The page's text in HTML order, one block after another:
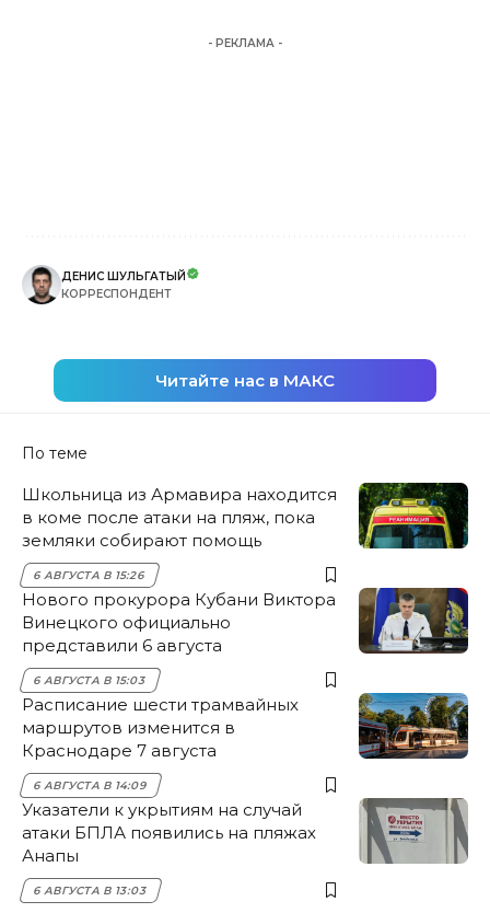
- РЕКЛАМА -
ДЕНИС ШУЛЬГАТЫЙ
КОРРЕСПОНДЕНТ
Читайте нас в МАКС
По теме
Школьница из Армавира находится
в коме после атаки на пляж, пока
земляки собирают помощь
6 АВГУСТА В 15:26
Нового прокурора Кубани Виктора
Винецкого официально
представили 6 августа
6 АВГУСТА В 15:03
Расписание шести трамвайных
маршрутов изменится в
Краснодаре 7 августа
6 АВГУСТА В 14:09
Указатели к укрытиям на случай
атаки БПЛА появились на пляжах
Анапы
6 АВГУСТА В 13:03